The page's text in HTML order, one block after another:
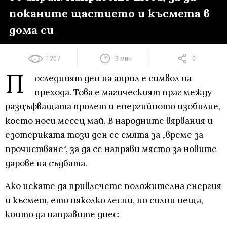
поканите щастието и късмета в
дома си
1207 3 мин 0
П
оследният ден на април е символ на
прехода. Това е магическият праг между
разцъфващата пролет и енергийното изобилие,
което носи месец май. В народните вярвания и
езотериката този ден се смята за „време за
прочистване“, за да се направи място за новите
дарове на съдбата.
Ако искате да привлечете положителна енергия
и късмет, ето няколко лесни, но силни неща,
които да направите днес: